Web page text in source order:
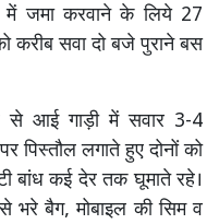
जमा करवाने के लिये 27
करीब सवा दो बजे पुराने बस
से आई गाड़ी में सवार 3-4
पिस्तौल लगाते हुए दोनों को
बांध कई देर तक घूमाते रहे।
बैग, मोबाइल की सिम व